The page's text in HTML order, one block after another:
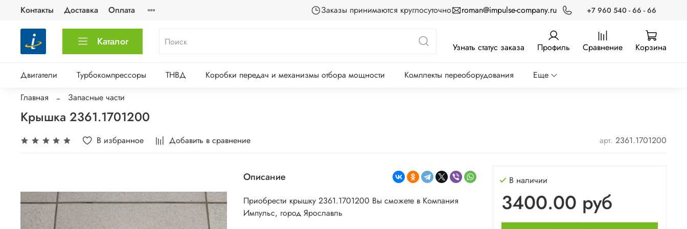
Контакты Доставка Оплата Заказы принимаются круглосуточно roman@impulse-company.ru +7 960 540 - 66 - 66
Каталог Узнать статус заказа Профиль Сравнение Корзина
Двигатели Турбокомпрессоры ТНВД Коробки передач и механизмы отбора мощности Комплекты переоборудования
Еще
Главная
Запасные части
Крышка 2361.1701200
В избранное Добавить в сравнение арт. 2361.1701200
Описание
Приобрести крышку 2361.1701200 Вы сможете в Компания
Импульс, город Ярославль
В наличии
3400.00 руб